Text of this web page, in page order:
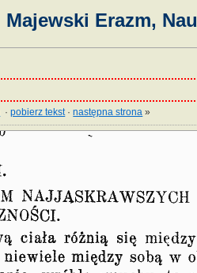
Majewski Erazm,
·pobierz tekst·następna strona »